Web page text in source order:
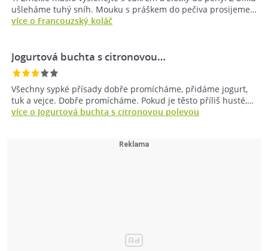
ušleháme tuhý sníh. Mouku s práškem do pečiva prosijeme…
více o Francouzský koláč
Jogurtová buchta s citronovou…
Všechny sypké přísady dobře promícháme, přidáme jogurt,
tuk a vejce. Dobře promícháme. Pokud je těsto příliš husté,…
více o Jogurtová buchta s citronovou polevou